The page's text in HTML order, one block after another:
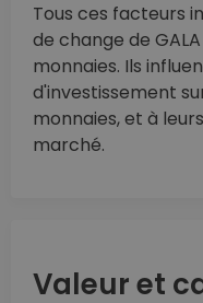
Tous ces facteurs
de change de
monnaies. Ils
d'investissement
monnaies, et à
marché.
Valeur et